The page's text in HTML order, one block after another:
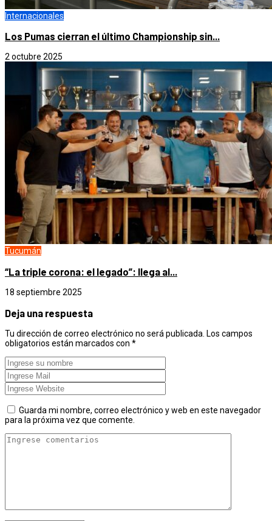
Internacionales
Los Pumas cierran el último Championship sin...
2 octubre 2025
Tucumán
“La triple corona: el legado”: llega al...
18 septiembre 2025
Deja una respuesta
Tu dirección de correo electrónico no será publicada. Los campos
obligatorios están marcados con *
Guarda mi nombre, correo electrónico y web en este navegador
para la próxima vez que comente.